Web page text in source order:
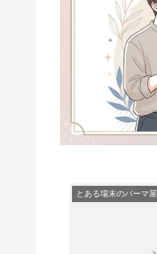
とある場末のパーマ屋